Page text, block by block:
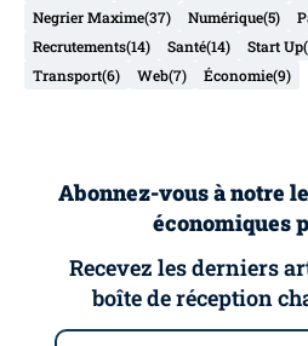
Negrier Maxime(37) Numérique(5)
Recrutements(14) Santé(14) Start Up
Transport(6) Web(7) Économie(9)
Abonnez-vous à notre
économiques
Recevez les derniers
boîte de réception